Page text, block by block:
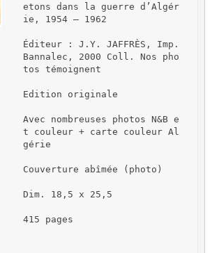
etons dans la guerre d’Algér
ie, 1954 – 1962
Éditeur : J.Y. JAFFRÈS, Imp.
Bannalec, 2000 Coll. Nos pho
tos témoignent
Edition originale
Avec nombreuses photos N&B e
t couleur + carte couleur Al
gérie
Couverture abîmée (photo)
Dim. 18,5 x 25,5
415 pages